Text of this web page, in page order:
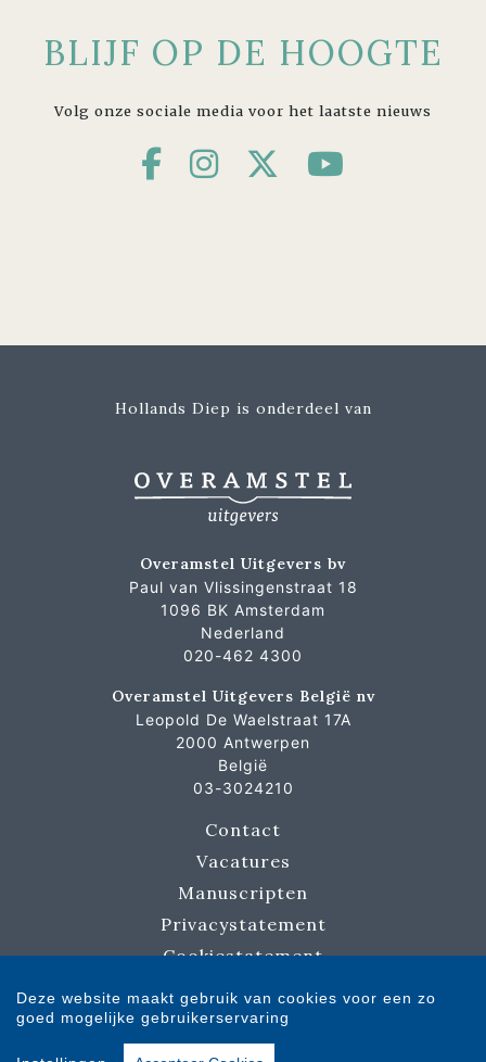
BLIJF OP DE HOOGTE
Volg onze sociale media voor het laatste nieuws
Hollands Diep is onderdeel van
Overamstel Uitgevers bv
Paul van Vlissingenstraat 18
1096 BK Amsterdam
Nederland
020-462 4300
Overamstel Uitgevers België nv
Leopold De Waelstraat 17A
2000 Antwerpen
België
03-3024210
Contact
Vacatures
Manuscripten
Privacystatement
Cookiestatement
Copyright © 2007-2026 Overamstel Uitgevers - Alle rechten voorbehouden -
Deze website maakt gebruik van cookies voor een zo
goed mogelijke gebruikerservaring